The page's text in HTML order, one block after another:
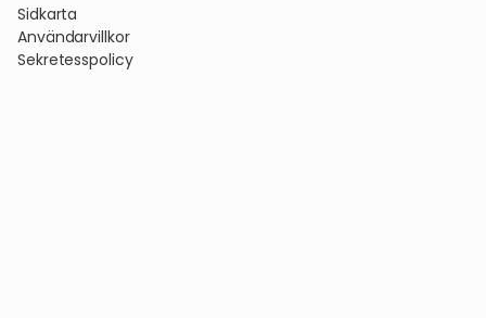
Sidkarta
Användarvillkor
Sekretesspolicy